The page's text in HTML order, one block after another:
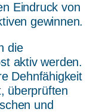
Eindruck von
gewinnen.
die
aktiv werden.
Dehnfähigkeit
überprüften
und